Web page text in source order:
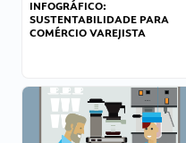
INFOGRÁFICO:
SUSTENTABILIDADE PARA
COMÉRCIO VAREJISTA